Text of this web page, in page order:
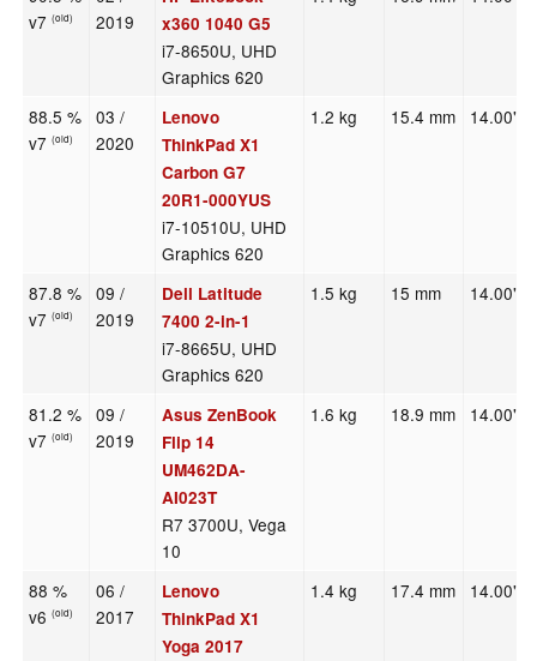
v7(old)
2019
x360 1040 G5
i7-8650U, UHD
Graphics 620
88.5 %
v7(old)
03 /
2020
Lenovo
ThinkPad X1
Carbon G7
20R1-000YUS
i7-10510U, UHD
Graphics 620
1.2 kg 15.4 mm 14.00"
87.8 %
v7(old)
09 /
2019
Dell Latitude
7400 2-in-1
i7-8665U, UHD
Graphics 620
1.5 kg 15 mm 14.00"
81.2 %
v7(old)
09 /
2019
Asus ZenBook
Flip 14
UM462DA-
AI023T
R7 3700U, Vega
10
1.6 kg 18.9 mm 14.00"
88 %
v6(old)
06 /
2017
Lenovo
ThinkPad X1
Yoga 2017
1.4 kg 17.4 mm 14.00"